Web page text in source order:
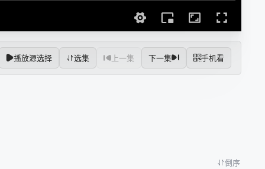
播放源选择 选集 上一集 下一集 手机看
倒序